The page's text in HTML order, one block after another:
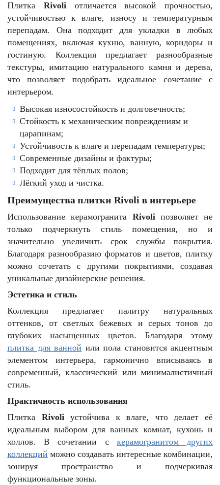
Плитка Rivoliотличается высокой прочностью,
устойчивостью к влаге, износу и температурным
перепадам. Она подходит для укладки в любых
помещениях, включая кухню, ванную, коридоры и
гостиную. Коллекция предлагает разнообразные
текстуры, имитацию натурального камня и дерева,
что позволяет подобрать идеальное сочетание с
интерьером.
Высокая износостойкость и долговечность;
Стойкость к механическим повреждениям и
царапинам;
Устойчивость к влаге и перепадам температуры;
Современные дизайны и фактуры;
Подходит для тёплых полов;
Лёгкий уход и чистка.
Преимущества плитки Rivoli в интерьере
Использование керамогранита Rivoliпозволяет не
только подчеркнуть стиль помещения, но и
значительно увеличить срок службы покрытия.
Благодаря разнообразию форматов и цветов, плитку
можно сочетать с другими покрытиями, создавая
уникальные дизайнерские решения.
Эстетика и стиль
Коллекция предлагает палитру натуральных
оттенков, от светлых бежевых и серых тонов до
глубоких насыщенных цветов. Благодаря этому
плитка для ванной или пола становится акцентным
элементом интерьера, гармонично вписываясь в
современный, классический или минималистичный
стиль.
Практичность использования
Плитка Rivoliустойчива к влаге, что делает её
идеальным выбором для ванных комнат, кухонь и
холлов. В сочетании с керамогранитом других
коллекций можно создавать интересные комбинации,
зонируя пространство и подчеркивая
функциональные зоны.